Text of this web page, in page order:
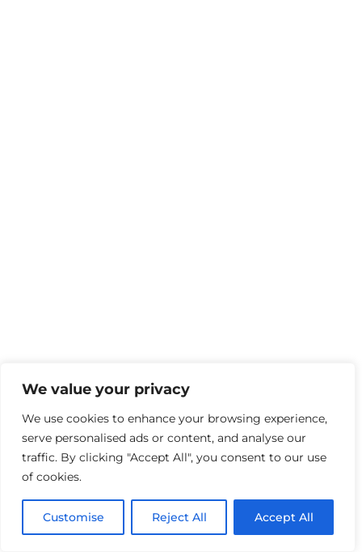
We value your privacy
We use cookies to enhance your browsing experience,
serve personalised ads or content, and analyse our
traffic. By clicking "Accept All", you consent to our use
of cookies.
Customise Reject All Accept All